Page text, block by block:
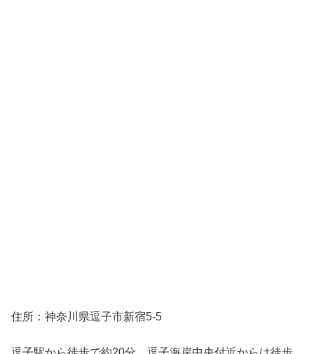
住所：神奈川県逗子市新宿5-5